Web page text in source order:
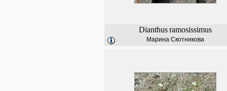
Dianthusramosissimus
Марина Скотникова